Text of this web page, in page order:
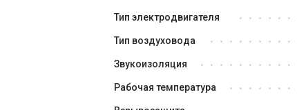
Цена по запросу
Купить
Снят с производства
Тип электродвигателя
Тип воздуховода
Звукоизоляция
Рабочая температура